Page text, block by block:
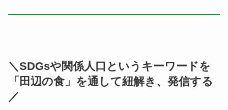
＼SDGsや関係人口というキーワードを
「田辺の食」を通して紐解き、発信する
／